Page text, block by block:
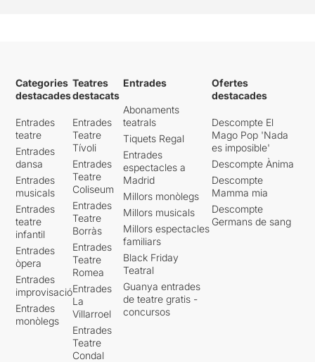
Categories
destacades
Entrades
teatre
Entrades
dansa
Entrades
musicals
Entrades
teatre
infantil
Entrades
òpera
Entrades
improvisació
Entrades
monòlegs
Teatres
destacats
Entrades
Teatre
Tívoli
Entrades
Teatre
Coliseum
Entrades
Teatre
Borràs
Entrades
Teatre
Romea
Entrades
La
Villarroel
Entrades
Teatre
Condal
Entrades
Abonaments
teatrals
Tiquets Regal
Entrades
espectacles a
Madrid
Millors monòlegs
Millors musicals
Millors espectacles
familiars
Black Friday
Teatral
Guanya entrades
de teatre gratis -
concursos
Ofertes
destacades
Descompte El
Mago Pop 'Nada
es imposible'
Descompte Ànima
Descompte
Mamma mia
Descompte
Germans de sang